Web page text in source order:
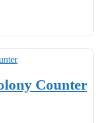
Counter